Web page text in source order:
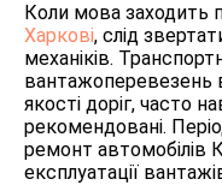
Коли мова заходить
Харкові, слід
механіків.
вантажоперевезень
якості доріг, часто
рекомендовані.
ремонт автомобілів
експлуатації